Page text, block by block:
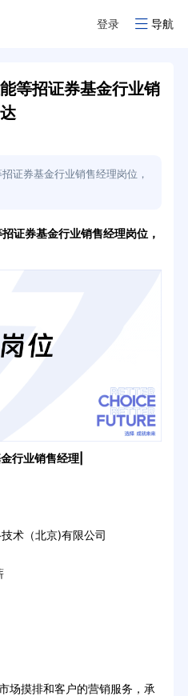
登录 导航
等招证券基金行业销
证券基金行业销售经理岗位，
证券基金行业销售经理岗位，
行业销售经理|
术（北京)有限公司
摸排和客户的营销服务，承